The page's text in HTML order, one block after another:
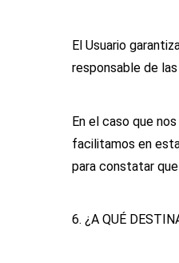
El Usuario
responsable de
En el caso que
facilitamos en
para constatar
6. ¿A QUÉ